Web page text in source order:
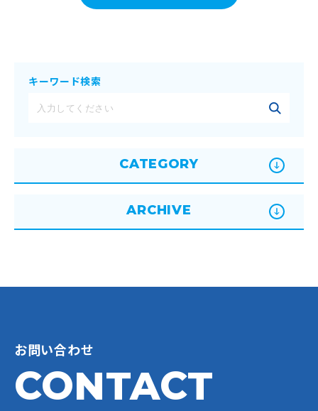
キーワード検索
CATEGORY
ARCHIVE
お問い合わせ
CONTACT